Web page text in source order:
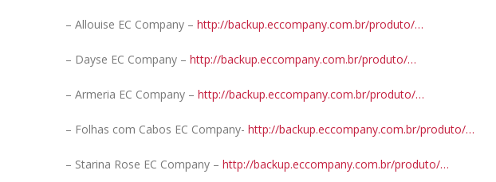
– Allouise EC Company – http://backup.eccompany.com.br/produto/…
– Dayse EC Company – http://backup.eccompany.com.br/produto/…
– Armeria EC Company – http://backup.eccompany.com.br/produto/…
– Folhas com Cabos EC Company- http://backup.eccompany.com.br/produto/…
– Starina Rose EC Company – http://backup.eccompany.com.br/produto/…